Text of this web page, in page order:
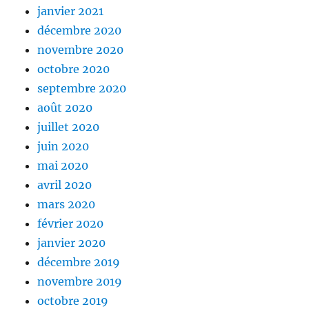
janvier 2021
décembre 2020
novembre 2020
octobre 2020
septembre 2020
août 2020
juillet 2020
juin 2020
mai 2020
avril 2020
mars 2020
février 2020
janvier 2020
décembre 2019
novembre 2019
octobre 2019